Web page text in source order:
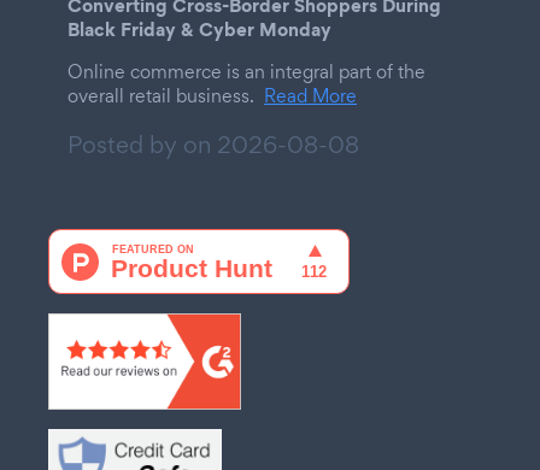
Black Friday & Cyber Monday
Online commerce is an integral part of the
overall retail business. Read More
Posted by on 2026-08-08